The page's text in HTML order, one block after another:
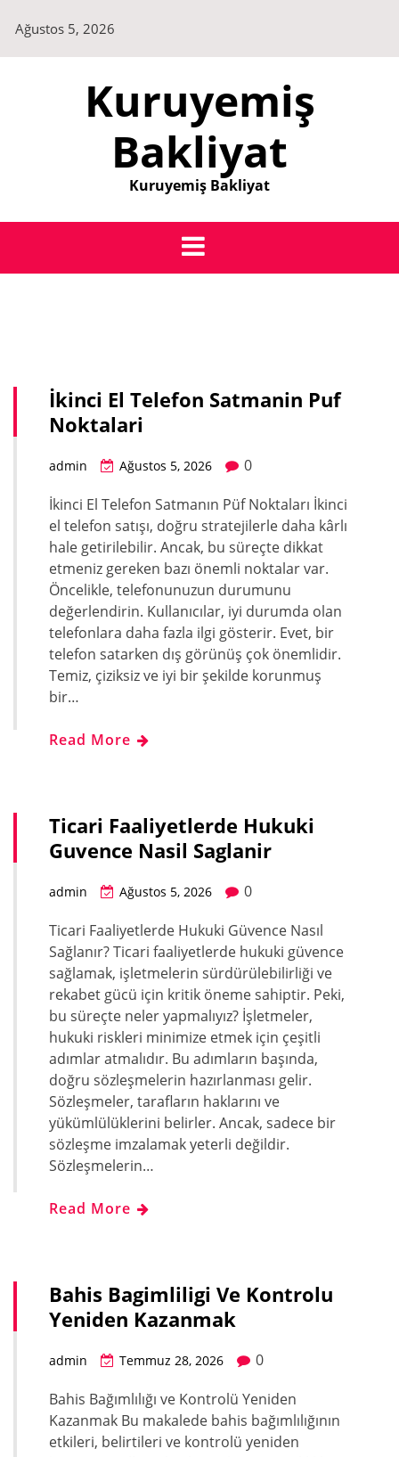
content
Ağustos 5, 2026
Kuruyemiş
Bakliyat
Kuruyemiş Bakliyat
İkinci El Telefon Satmanin Puf
Noktalari
admin Ağustos 5, 2026
0
İkinci El Telefon Satmanın Püf Noktaları İkinci
el telefon satışı, doğru stratejilerle daha kârlı
hale getirilebilir. Ancak, bu süreçte dikkat
etmeniz gereken bazı önemli noktalar var.
Öncelikle, telefonunuzun durumunu
değerlendirin. Kullanıcılar, iyi durumda olan
telefonlara daha fazla ilgi gösterir. Evet, bir
telefon satarken dış görünüş çok önemlidir.
Temiz, çiziksiz ve iyi bir şekilde korunmuş
bir…
Read More
Ticari Faaliyetlerde Hukuki
Guvence Nasil Saglanir
admin Ağustos 5, 2026
0
Ticari Faaliyetlerde Hukuki Güvence Nasıl
Sağlanır? Ticari faaliyetlerde hukuki güvence
sağlamak, işletmelerin sürdürülebilirliği ve
rekabet gücü için kritik öneme sahiptir. Peki,
bu süreçte neler yapmalıyız? İşletmeler,
hukuki riskleri minimize etmek için çeşitli
adımlar atmalıdır. Bu adımların başında,
doğru sözleşmelerin hazırlanması gelir.
Sözleşmeler, tarafların haklarını ve
yükümlülüklerini belirler. Ancak, sadece bir
sözleşme imzalamak yeterli değildir.
Sözleşmelerin…
Read More
Bahis Bagimliligi Ve Kontrolu
Yeniden Kazanmak
admin Temmuz 28, 2026
0
Bahis Bağımlılığı ve Kontrolü Yeniden
Kazanmak Bu makalede bahis bağımlılığının
etkileri, belirtileri ve kontrolü yeniden